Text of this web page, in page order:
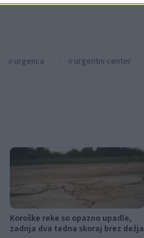
urgenca urgentni center
Koroške reke so opazno upadle,
zadnja dva tedna skoraj brez dežja